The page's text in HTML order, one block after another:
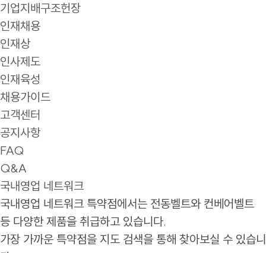
기업지배구조헌장
인재채용
인재상
인사제도
인재육성
채용가이드
고객센터
공지사항
FAQ
Q&A
국내영업 네트워크
국내영업 네트워크 특약점에서는 전동벨트와 컨베어벨트
등 다양한 제품을 취급하고 있습니다.
가장 가까운 특약점을 지도 검색을 통해 찾아보실 수 있습니